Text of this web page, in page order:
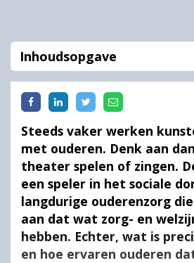
Inhoudsopgave
Steeds vaker werken
met ouderen. Denk aan
theater spelen of zingen.
een speler in het sociale
langdurige ouderenzorg
aan dat wat zorg- en
hebben. Echter, wat is
en hoe ervaren ouderen